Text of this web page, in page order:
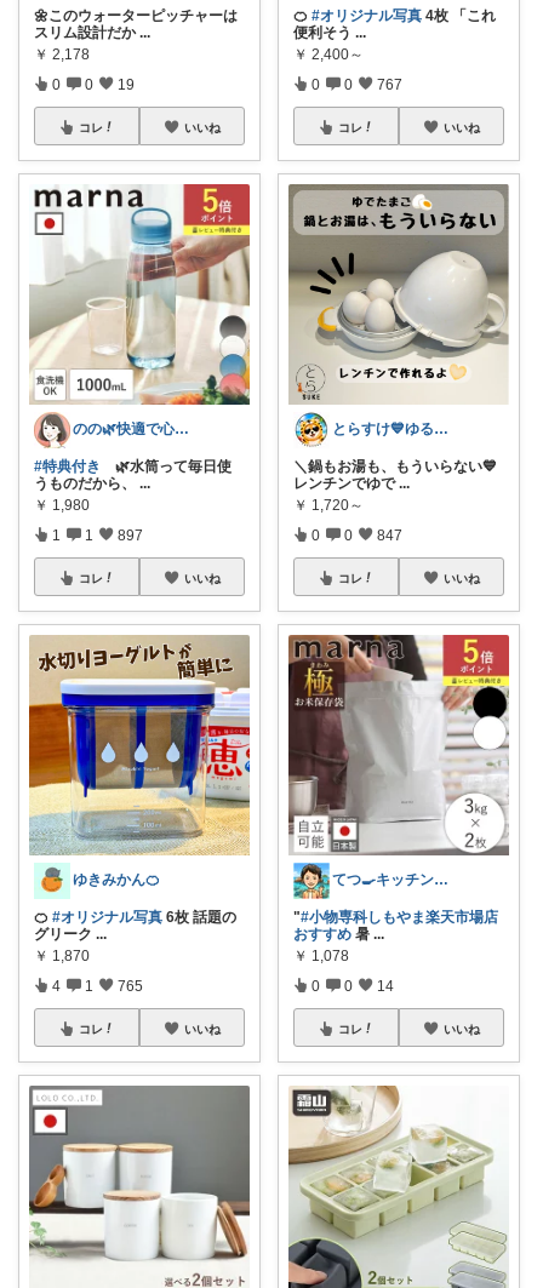
🌼このウォーターピッチャーは
スリム設計だか ...
￥ 2,178
0 0 19
コレ いいね
のの🌿快適で心地よい暮らし♡
#特典付き
🌿水筒って毎日使
うものだから、
...
￥ 1,980
1 1 897
コレ いいね
ゆきみかん🍊
🍊 #オリジナル写真 6枚 話題の
グリーク ...
￥ 1,870
4 1 765
コレ いいね
🍊 #オリジナル写真 4枚 「これ
便利そう ...
￥ 2,400～
0 0 767
コレ いいね
とらすけ💙ゆるミニマリストの愛用品
＼鍋もお湯も、もういらない💙
レンチンでゆで ...
￥ 1,720～
0 0 847
コレ いいね
てつ🍳キッチンアイテム｜アイコン変更
"#小物専科しもやま楽天市場店
おすすめ 暑 ...
￥ 1,078
0 0 14
コレ いいね